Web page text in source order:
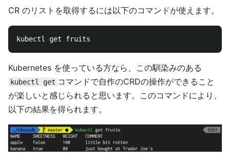
CR のリストを取得するには以下のコマンドが使えます。
Kubernetes を使っている方なら、この馴染みのある
kubectl get コマンドで自作のCRDの操作ができること
が楽しいと感じられると思います。このコマンドにより、
以下の結果を得られます。